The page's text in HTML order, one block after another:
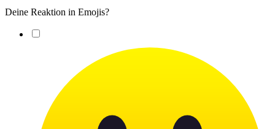
Deine Reaktion in Emojis?